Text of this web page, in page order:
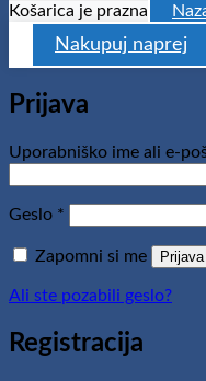
Košarica je prazna
Nakupuj naprej
Prijava
Uporabniško ime ali e-
Geslo *
Zapomni si me Prijava
Ali ste pozabili geslo?
Registracija